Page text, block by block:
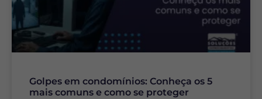
Golpes em condomínios: Conheça os 5
mais comuns e como se proteger